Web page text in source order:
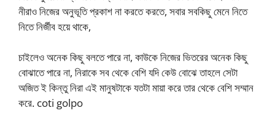
নীরাও নিজের অনুভূতি প্রকাশ না করতে করতে, সবার সবকিছু মেনে নিতে
নিতে নির্জীব হয়ে থাকে,
চাইলেও অনেক কিছু বলতে পারে না, কাউকে নিজের ভিতরের অনেক কিছু
বোঝাতে পারে না, নিরাকে সব থেকে বেশি যদি কেউ বোঝে তাহলে সেটা
অজিত ই কিন্তু নিরা এই মানুষটাকে যতটা মায়া করে তার থেকে বেশি সম্মান
করে. coti golpo